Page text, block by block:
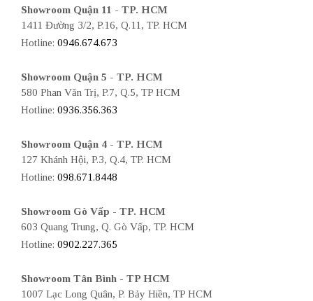
Showroom Quận 11 - TP. HCM
1411 Đường 3/2, P.16, Q.11, TP. HCM
Hotline: 0946.674.673
Showroom Quận 5 - TP. HCM
580 Phan Văn Trị, P.7, Q.5, TP HCM
Hotline: 0936.356.363
Showroom Quận 4 - TP. HCM
127 Khánh Hội, P.3, Q.4, TP. HCM
Hotline: 098.671.8448
Showroom Gò Vấp - TP. HCM
603 Quang Trung, Q. Gò Vấp, TP. HCM
Hotline: 0902.227.365
Showroom Tân Bình - TP HCM
1007 Lạc Long Quân, P. Bảy Hiền, TP HCM